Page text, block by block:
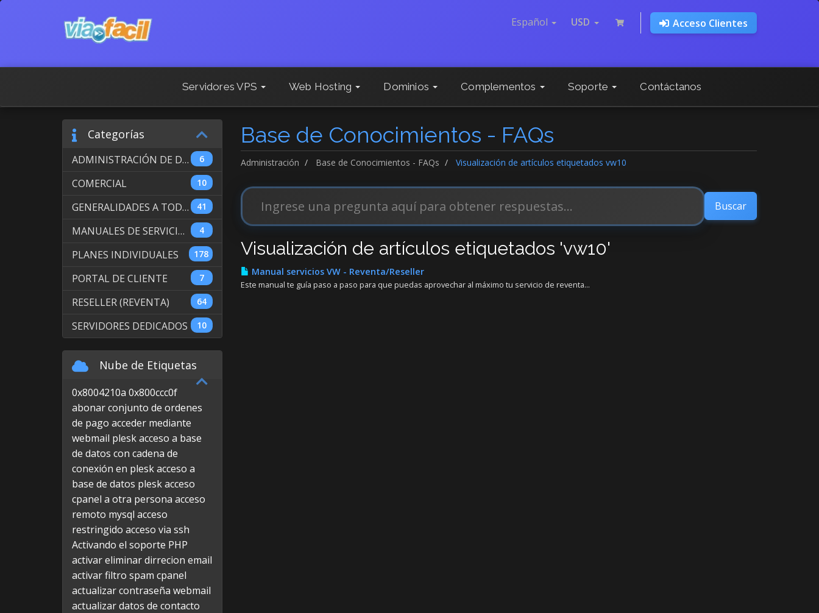
Español USD Acceso Clientes
Servidores VPS Web Hosting Dominios Complementos Soporte Contáctanos
Base de Conocimientos - FAQs
Administración Base de Conocimientos - FAQs Visualización de artículos etiquetados vw10
Categorías
6
ADMINISTRACIÓN DE DOMINIOS INTERNACIONALES
10
COMERCIAL
41
GENERALIDADES A TODOS LOS SERVICIOS
4
MANUALES DE SERVICIO DE WEB HOSTING
178
PLANES INDIVIDUALES
7
PORTAL DE CLIENTE
64
RESELLER (REVENTA)
10
SERVIDORES DEDICADOS
Visualización de artículos etiquetados 'vw10'
Manual servicios VW - Reventa/Reseller
Este manual te guía paso a paso para que puedas aprovechar al máximo tu servicio de reventa...
Nube de Etiquetas
0x8004210a 0x800ccc0f
abonar conjunto de ordenes
de pago acceder mediante
webmail pleskacceso a base
de datos con cadena de
conexión en pleskacceso a
base de datos pleskacceso
cpanel a otra persona acceso
remoto mysql acceso
restringido acceso via ssh
Activando el soporte PHP
activar eliminar dirrecion email
activar filtro spam cpanel
actualizar contraseña webmail
actualizar datos de contacto